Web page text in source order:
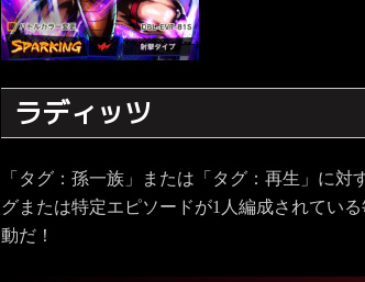
ラディッツ
「タグ：孫一族」または「タグ：再生」に
グまたは特定エピソードが1人編成されてい
動だ！